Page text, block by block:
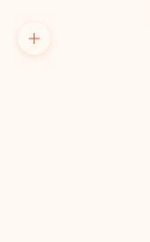
Zoom picture